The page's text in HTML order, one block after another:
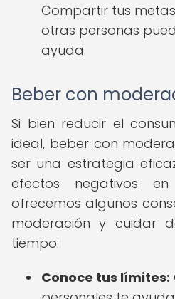
Compartir tus
otras personas
ayuda.
Beber con
Si bien reducir el
ideal, beber con
ser una estrategia
efectos negativos
ofrecemos algunos
moderación y cuidar
tiempo:
Conoce tus límites: